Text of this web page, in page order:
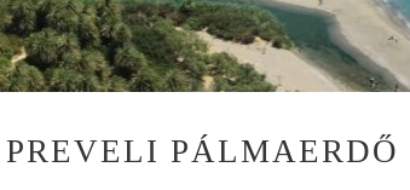
PREVELI